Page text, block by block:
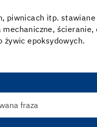
piwnicach itp.
mechaniczne,
żywic epoksydowych.